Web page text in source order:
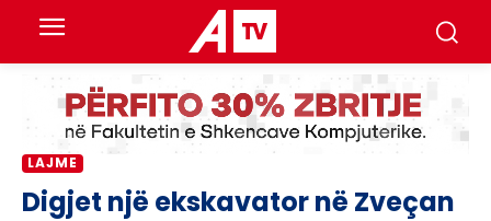
LAJME
Digjet një ekskavator në Zveçan